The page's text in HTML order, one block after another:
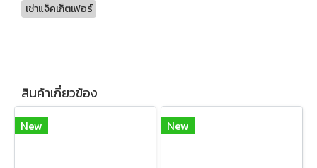
เช่าแจ็คเก็ตเฟอร์
สินค้าเกี่ยวข้อง
New New